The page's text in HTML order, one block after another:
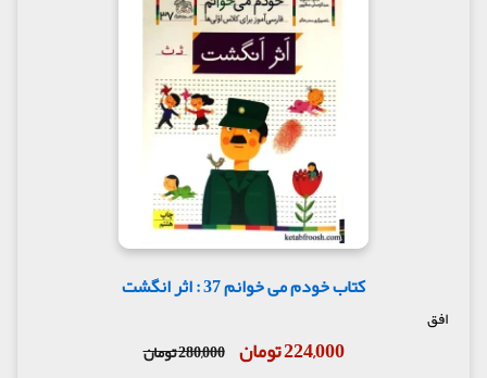
کتاب خودم می خوانم 37 : اثر انگشت
افق
224,000 تومان 280,000 تومان